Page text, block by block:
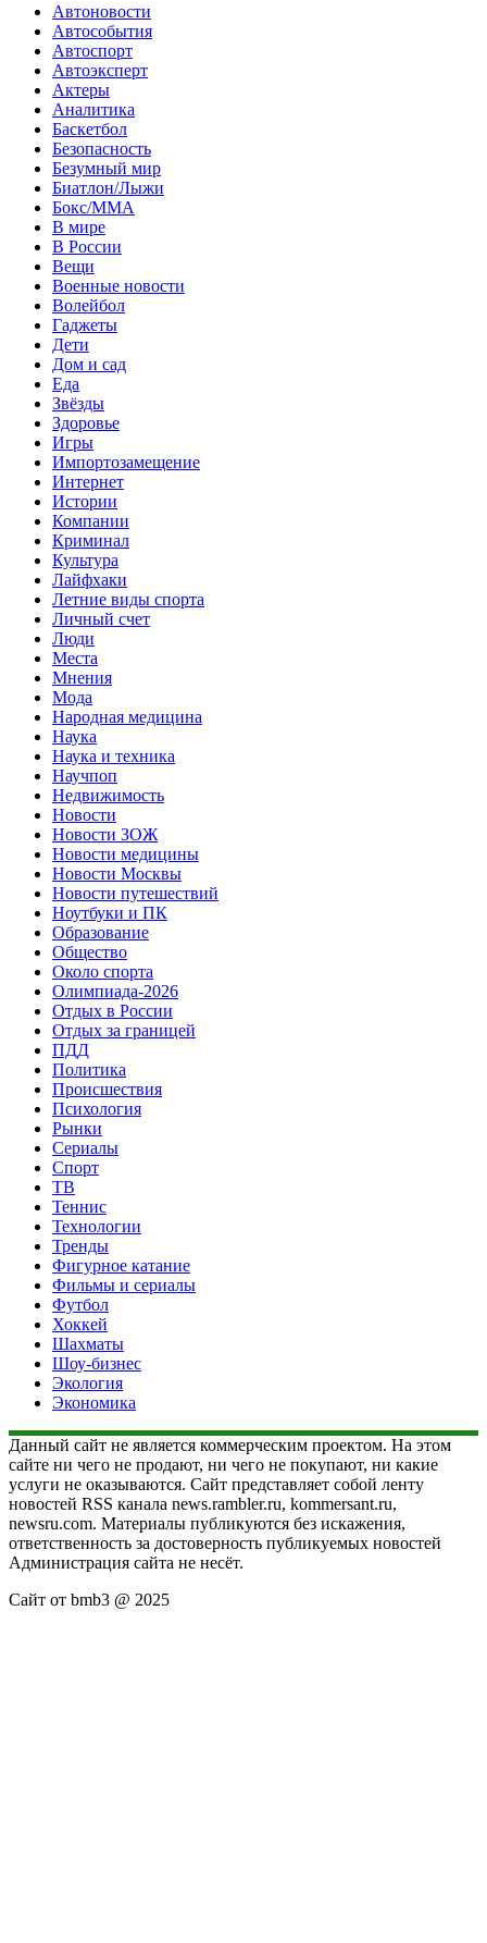
Автоновости
Автособытия
Автоспорт
Автоэксперт
Актеры
Аналитика
Баскетбол
Безопасность
Безумный мир
Биатлон/Лыжи
Бокс/MMA
В мире
В России
Вещи
Военные новости
Волейбол
Гаджеты
Дети
Дом и сад
Еда
Звёзды
Здоровье
Игры
Импортозамещение
Интернет
Истории
Компании
Криминал
Культура
Лайфхаки
Летние виды спорта
Личный счет
Люди
Места
Мнения
Мода
Народная медицина
Наука
Наука и техника
Научпоп
Недвижимость
Новости
Новости ЗОЖ
Новости медицины
Новости Москвы
Новости путешествий
Ноутбуки и ПК
Образование
Общество
Около спорта
Олимпиада-2026
Отдых в России
Отдых за границей
ПДД
Политика
Происшествия
Психология
Рынки
Сериалы
Спорт
ТВ
Теннис
Технологии
Тренды
Фигурное катание
Фильмы и сериалы
Футбол
Хоккей
Шахматы
Шоу-бизнес
Экология
Экономика
Данный сайт не является коммерческим проектом. На этом
сайте ни чего не продают, ни чего не покупают, ни какие
услуги не оказываются. Сайт представляет собой ленту
новостей RSS канала news.rambler.ru, kommersant.ru,
newsru.com. Материалы публикуются без искажения,
ответственность за достоверность публикуемых новостей
Администрация сайта не несёт.
Сайт от bmb3 @ 2025